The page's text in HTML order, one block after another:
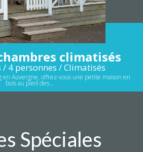
climatisés
/ 4 personnes / Climatisés
en Auvergne, offrez-vous une petite maison en
bois au pied des…
Spéciales